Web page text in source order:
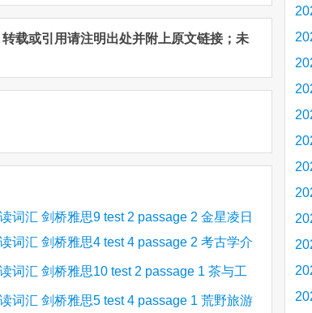
转载或引用请注明出处并附上原文链接；未
词汇 剑桥雅思9 test 2 passage 2 金星凌日
词汇 剑桥雅思4 test 4 passage 2 考古学介
词汇 剑桥雅思10 test 2 passage 1 茶与工
词汇 剑桥雅思5 test 4 passage 1 荒野旅游